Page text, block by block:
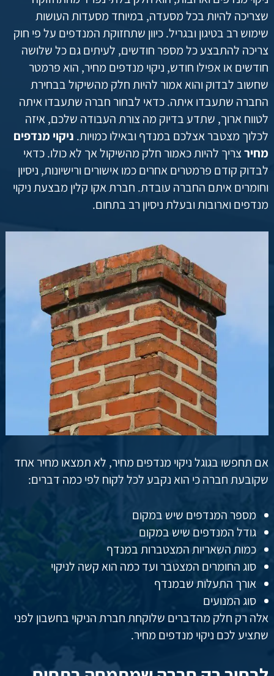
שצריכה להיות בכל מסעדה, במיוחד מסעדות העושות
שימוש רב בטיגון ובגריל. כיוון שתחזוקת המנדפים על פי חוק
צריכה להתבצע כל מספר חודשים, לעיתים גם כל שלושה
חודשים או אפילו חודש, ניקוי מנדפים מחיר, הוא פרמטר
שחשוב לבדוק והוא אמור להיות חלק מהשיקול בבחירת
החברה שתעבדו איתה. כדאי לבחור חברה שתעבדו איתה
לטווח ארוך, שתדע בדיוק מה צורת העבודה שלכם, איזה
לכלוך מצטבר אצלכם במנדף ובאילו כמויות. ניקוי מנדפים
מחירצריך להיות כאמור חלק מהשיקול אך לא כולו. כדאי
לבדוק קודם פרמטרים אחרים כמו אישורים ורישיונות, ניסיון
וחומרים איתם החברה עובדת. חברת אקו קלין מבצעת ניקוי
מנדפים וארובות ובעלת ניסיון רב בתחום.
אם תחפשו בגוגל ניקוי מנדפים מחיר, לא תמצאו מחיר אחד
שקובעת חברה כי הוא נקבע לכל לקוח לפי כמה דברים:
מספר המנדפים שיש במקום
גודל המנדפים שיש במקום
כמות השאריות המצטברות במנדף
סוג החומרים המצטבר ועד כמה הוא קשה לניקוי
אורך התעלות שבמנדף
סוג המנועים
אלה רק חלק מהדברים שלוקחת חברת הניקוי בחשבון לפני
שתציע לכם ניקוי מנדפים מחיר.